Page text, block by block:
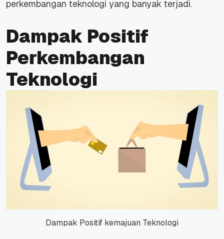
perkembangan teknologi yang banyak terjadi.
Dampak Positif
Perkembangan
Teknologi
Dampak Positif kemajuan Teknologi